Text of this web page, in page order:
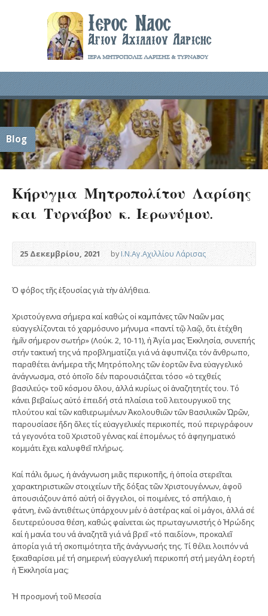
Blog
Κήρυγμα Μητροπολίτου Λαρίσης
και Τυρνάβου κ. Ιερωνύμου.
25 Δεκεμβρίου, 2021 byΙ.Ν.Αγ.Αχιλλίου Λάρισας
Ὁ φόβος τῆς ἐξουσίας γιὰ τὴν ἀλήθεια.
Χριστούγεννα σήμερα καί καθώς οἱ καμπάνες τῶν Ναῶν μας
εὐαγγελίζονται τό χαρμόσυνο μήνυμα «παντί τῷ λαῷ, ὅτι ἐτέχθη
ἠμῖν σήμερον σωτήρ» (Λούκ. 2, 10-11), ἡ Ἁγία μας Ἐκκλησία, συνεπής
στήν τακτική της νά προβληματίζει γιά νά ἀφυπνίζει τόν ἄνθρωπο,
παραθέτει ἀνήμερα τῆς Μητρόπολης τῶν ἑορτῶν ἕνα εὐαγγελικό
ἀνάγνωσμα, στό ὁποῖο δέν παρουσιάζεται τόσο «ὁ τεχθείς
βασιλεύς» τοῦ κόσμου ὅλου, ἀλλά κυρίως οἱ ἀναζητητές του. Τό
κάνει βεβαίως αὐτό ἐπειδή στά πλαίσια τοῦ λειτουργικοῦ της
πλούτου καί τῶν καθιερωμένων Ἀκολουθιῶν τῶν Βασιλικῶν Ὡρῶν,
παρουσίασε ἤδη ὅλες τίς εὐαγγελικές περικοπές, πού περιγράφουν
τά γεγονότα τοῦ Χριστοῦ γέννας καί ἑπομένως τό ἀφηγηματικό
κομμάτι ἔχει καλυφθεῖ πλήρως.
Καί πάλι ὅμως, ἡ ἀνάγνωση μιᾶς περικοπῆς, ἡ ὁποία στερεῖται
χαρακτηριστικῶν στοιχείων τῆς δόξας τῶν Χριστουγέννων, ἀφοῦ
ἀπουσιάζουν ἀπό αὐτή οἱ ἄγγελοι, οἱ ποιμένες, τό σπήλαιο, ἡ
φάτνη, ἐνῶ ἀντιθέτως ὑπάρχουν μέν ὁ ἀστέρας καί οἱ μάγοι, ἀλλά σέ
δευτερεύουσα θέση, καθώς φαίνεται ὡς πρωταγωνιστής ὁ Ἡρώδης
καί ἡ μανία του νά ἀναζητᾶ γιά νά βρεῖ «τό παιδίον», προκαλεῖ
ἀπορία γιά τή σκοπιμότητα τῆς ἀνάγνωσής της. Τί θέλει λοιπόν νά
ξεκαθαρίσει μέ τή σημερινή εὐαγγελική περικοπή στή μεγάλη ἑορτή
ἡ Ἐκκλησία μας;
Ἡ προσμονή τοῦ Μεσσία